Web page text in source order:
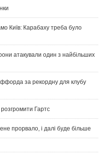
Київ: Карабаху треба було
атакували один з найбільших
за рекордну для клубу
Гартс
прорвало, і далі буде більше